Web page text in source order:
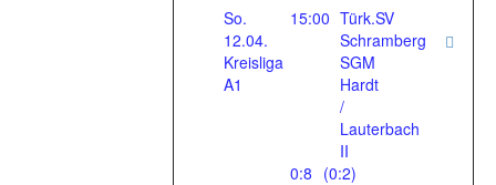
So.
12.04.
Kreisliga
A1
15:00 Türk.SV
Schramberg
SGM
Hardt
/
Lauterbach
II
0:8 (0:2)